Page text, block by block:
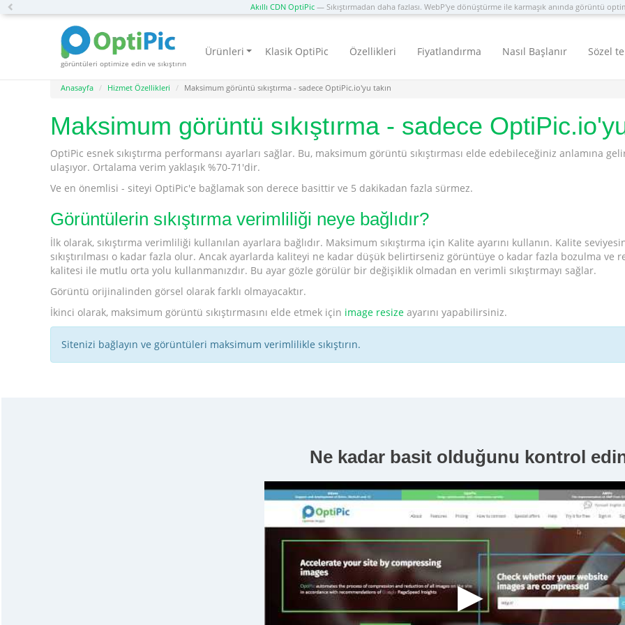
Akıllı CDN OptiPic — Sıkıştırmadan daha fazlası. WebP'ye dönüştürme ile karmaşık anında görüntü
görüntüleri optimize edin ve sıkıştırın
Ürünleri Klasik OptiPic Özellikleri Fiyatlandırma Nasıl Başlanır Sözel
Anasayfa Hizmet Özellikleri Maksimum görüntü sıkıştırma - sadece OptiPic.io'yu takın
Maksimum görüntü sıkıştırma - sadece
OptiPic esnek sıkıştırma performansı ayarları sağlar. Bu, maksimum görüntü sıkıştırması elde edebileceğiniz anlamına
ulaşıyor. Ortalama verim yaklaşık %70-71'dir.
Ve en önemlisi - siteyi OptiPic'e bağlamak son derece basittir ve 5 dakikadan fazla sürmez.
Görüntülerin sıkıştırma verimliliği neye bağlıdır?
İlk olarak, sıkıştırma verimliliği kullanılan ayarlara bağlıdır. Maksimum sıkıştırma için Kalite ayarını kullanın. Kalite
sıkıştırılması o kadar fazla olur. Ancak ayarlarda kaliteyi ne kadar düşük belirtirseniz görüntüye o kadar fazla bozulma ve
kalitesi ile mutlu orta yolu kullanmanızdır. Bu ayar gözle görülür bir değişiklik olmadan en verimli sıkıştırmayı sağlar.
Görüntü orijinalinden görsel olarak farklı olmayacaktır.
İkinci olarak, maksimum görüntü sıkıştırmasını elde etmek için image resize ayarını yapabilirsiniz.
Sitenizi bağlayın ve görüntüleri maksimum verimlilikle sıkıştırın.
Ne kadar basit olduğunu kontrol